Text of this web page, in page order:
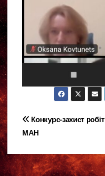
Навігація
Конкурс-захист робіт
МАН